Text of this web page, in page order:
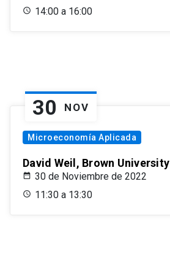
14:00 a 16:00
30 NOV
Microeconomía Aplicada
David Weil, Brown University
30 de Noviembre de 2022
11:30 a 13:30